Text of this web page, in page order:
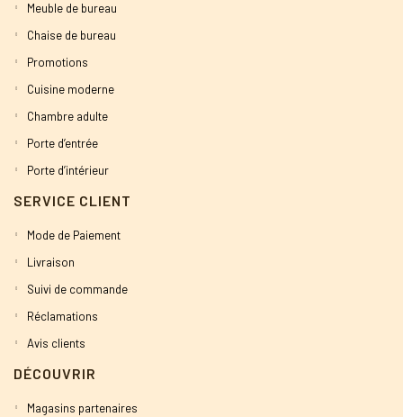
Meuble de bureau
Chaise de bureau
Promotions
Cuisine moderne
Chambre adulte
Porte d’entrée
Porte d’intérieur
SERVICE CLIENT
Mode de Paiement
Livraison
Suivi de commande
Réclamations
Avis clients
DÉCOUVRIR
Magasins partenaires